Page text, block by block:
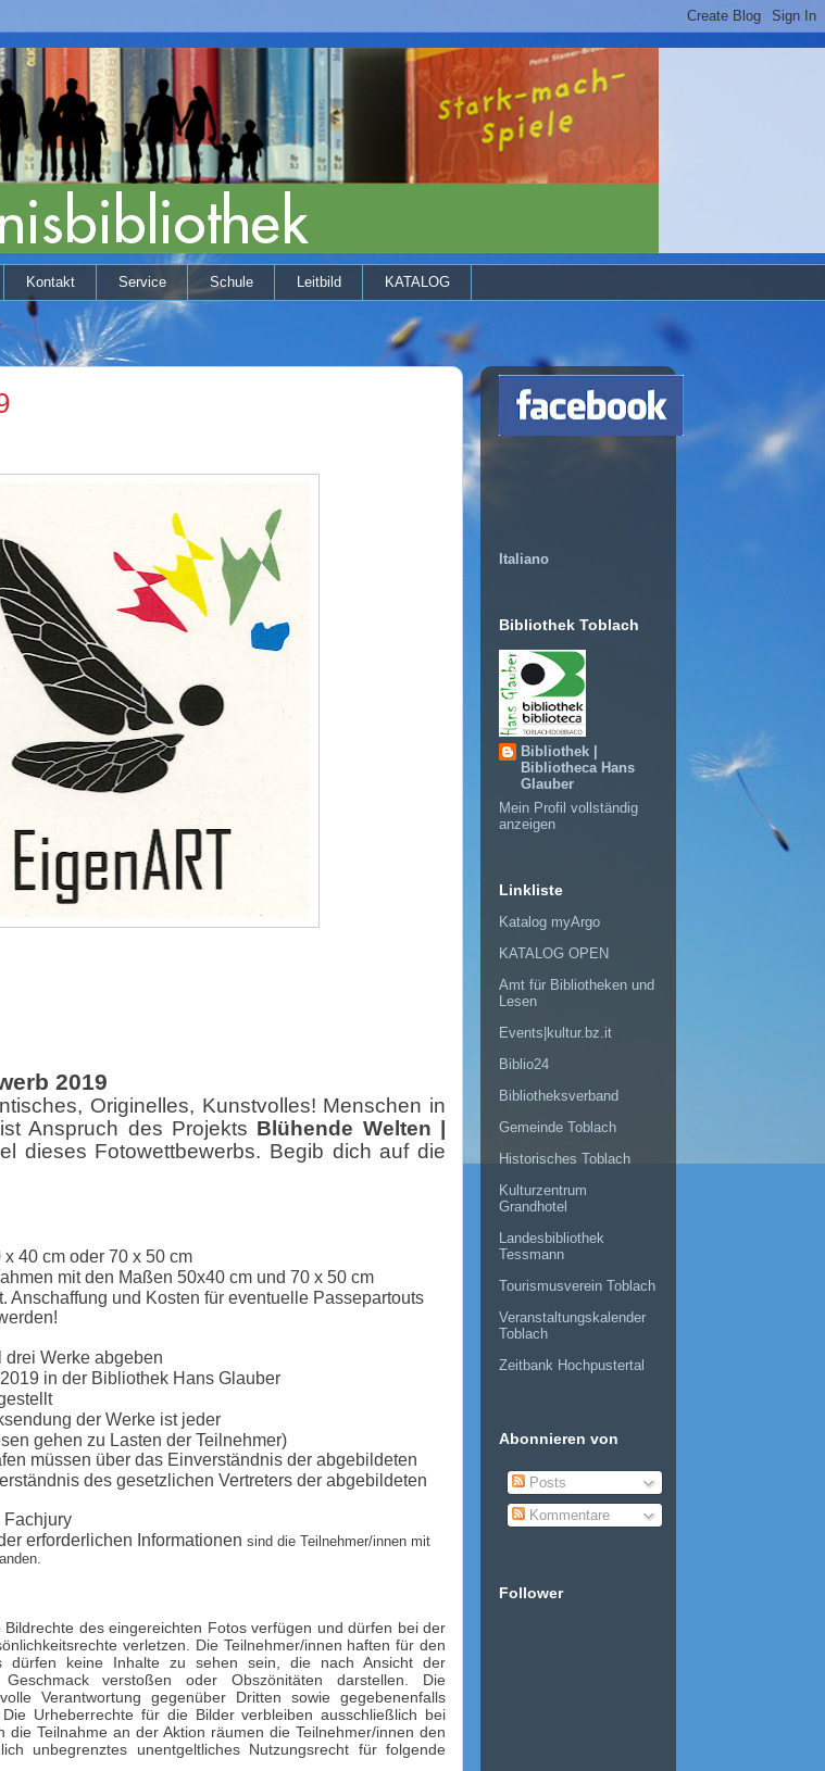
Kontakt Service Schule Leitbild KATALOG
2019
Originelles, Kunstvolles! Menschen in
Anspruch des Projekts Blühende Welten |
dieses Fotowettbewerbs. Begib dich auf die
40 cm oder 70 x 50 cm
mit den Maßen 50x40 cm und 70 x 50 cm
Anschaffung und Kosten für eventuelle Passepartouts
drei Werke abgeben
in der Bibliothek Hans Glauber
der Werke ist jeder
gehen zu Lasten der Teilnehmer)
müssen über das Einverständnis der abgebildeten
des gesetzlichen Vertreters der abgebildeten
Fachjury
erforderlichen Informationensind die Teilnehmer/innen mit
des eingereichten Fotos verfügen und dürfen bei der
verletzen. Die Teilnehmer/innen haften für den
dürfen keine Inhalte zu sehen sein, die nach Ansicht der
verstoßen oder Obszönitäten darstellen. Die
Verantwortung gegenüber Dritten sowie gegebenenfalls
Urheberrechte für die Bilder verbleiben ausschließlich bei
die Teilnahme an der Aktion räumen die Teilnehmer/innen den
unbegrenztes unentgeltliches Nutzungsrecht für folgende
Italiano
Bibliothek Toblach
Bibliothek |
Bibliotheca Hans
Glauber
Mein Profil vollständig
anzeigen
Linkliste
Katalog myArgo
KATALOG OPEN
Amt für Bibliotheken und
Lesen
Events|kultur.bz.it
Biblio24
Bibliotheksverband
Gemeinde Toblach
Historisches Toblach
Kulturzentrum
Grandhotel
Landesbibliothek
Tessmann
Tourismusverein Toblach
Veranstaltungskalender
Toblach
Zeitbank Hochpustertal
Abonnieren von
Posts
Kommentare
Follower